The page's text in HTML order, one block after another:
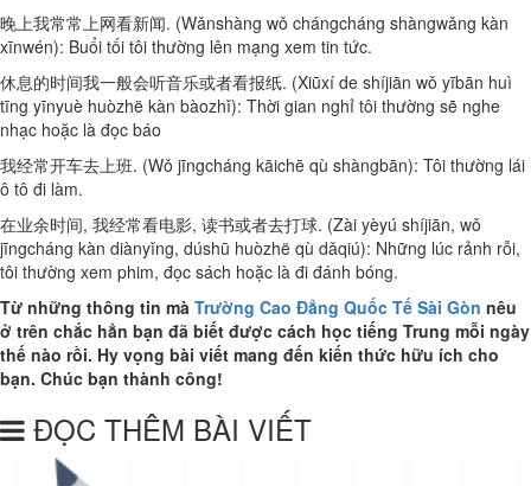
晚上我常常上网看新闻. (Wǎnshàng wǒ chángcháng shàngwǎng kàn
xīnwén): Buổi tối tôi thường lên mạng xem tin tức.
休息的时间我一般会听音乐或者看报纸. (Xiūxí de shíjiān wǒ yībān huì
tīng yīnyuè huòzhë kàn bàozhǐ): Thời gian nghỉ tôi thường sẽ nghe
nhạc hoặc là đọc báo
我经常开车去上班. (Wǒ jīngcháng kāichē qù shàngbān): Tôi thường lái
ô tô đi làm.
在业余时间, 我经常看电影, 读书或者去打球. (Zài yèyú shíjiān, wǒ
jīngcháng kàn diànyǐng, dúshū huòzhë qù dǎqiú): Những lúc rảnh rỗi,
tôi thường xem phim, đọc sách hoặc là đi đánh bóng.
Từ những thông tin mà Trường Cao Đẳng Quốc Tế Sài Gòn nêu
ở trên chắc hẳn bạn đã biết được cách học tiếng Trung mỗi ngày
thế nào rồi. Hy vọng bài viết mang đến kiến thức hữu ích cho
bạn. Chúc bạn thành công!
ĐỌC THÊM BÀI VIẾT